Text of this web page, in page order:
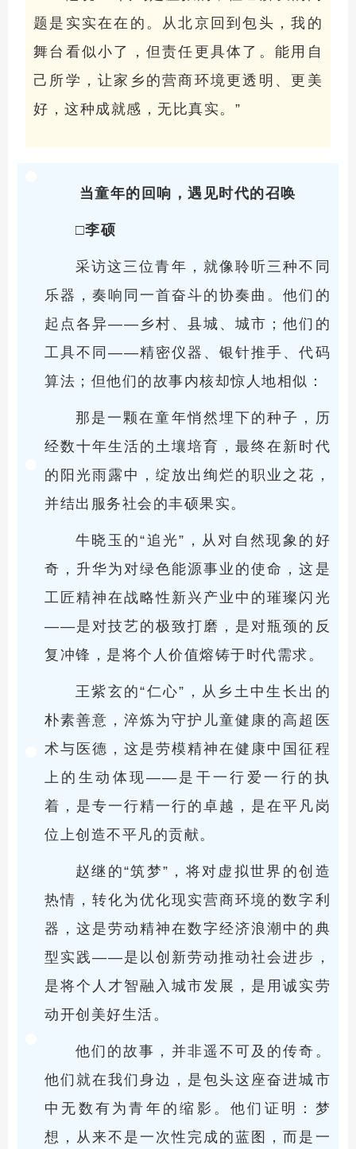
题是实实在在的。从北京回到包头，我的
舞台看似小了，但责任更具体了。能用自
己所学，让家乡的营商环境更透明、更美
好，这种成就感，无比真实。”
当童年的回响，遇见时代的召唤
□李硕
采访这三位青年，就像聆听三种不同
乐器，奏响同一首奋斗的协奏曲。他们的
起点各异——乡村、县城、城市；他们的
工具不同——精密仪器、银针推手、代码
算法；但他们的故事内核却惊人地相似：
那是一颗在童年悄然埋下的种子，历
经数十年生活的土壤培育，最终在新时代
的阳光雨露中，绽放出绚烂的职业之花，
并结出服务社会的丰硕果实。
牛晓玉的“追光”，从对自然现象的好
奇，升华为对绿色能源事业的使命，这是
工匠精神在战略性新兴产业中的璀璨闪光
——是对技艺的极致打磨，是对瓶颈的反
复冲锋，是将个人价值熔铸于时代需求。
王紫玄的“仁心”，从乡土中生长出的
朴素善意，淬炼为守护儿童健康的高超医
术与医德，这是劳模精神在健康中国征程
上的生动体现——是干一行爱一行的执
着，是专一行精一行的卓越，是在平凡岗
位上创造不平凡的贡献。
赵继的“筑梦”，将对虚拟世界的创造
热情，转化为优化现实营商环境的数字利
器，这是劳动精神在数字经济浪潮中的典
型实践——是以创新劳动推动社会进步，
是将个人才智融入城市发展，是用诚实劳
动开创美好生活。
他们的故事，并非遥不可及的传奇。
他们就在我们身边，是包头这座奋进城市
中无数有为青年的缩影。他们证明：梦
想，从来不是一次性完成的蓝图，而是一